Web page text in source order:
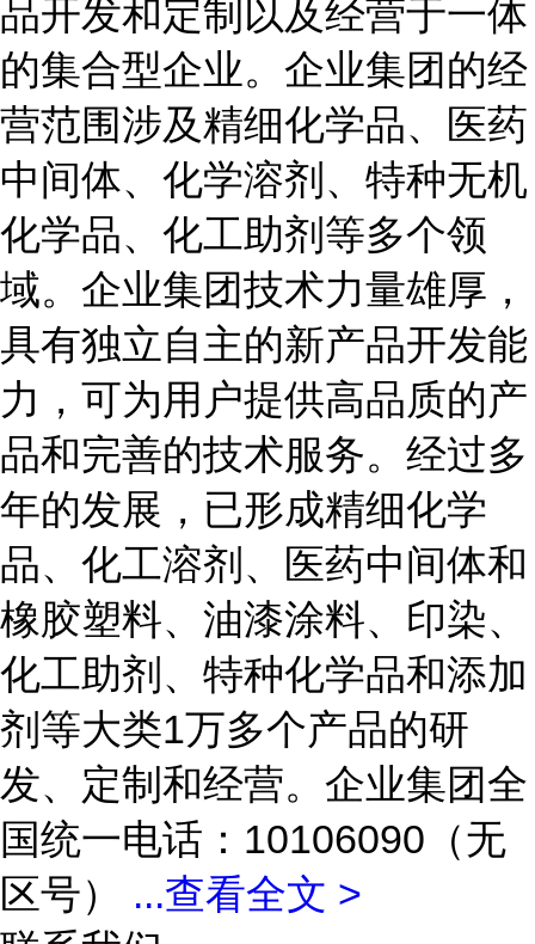
品开发和定制以及经营于一体
的集合型企业。企业集团的经
营范围涉及精细化学品、医药
中间体、化学溶剂、特种无机
化学品、化工助剂等多个领
域。企业集团技术力量雄厚，
具有独立自主的新产品开发能
力，可为用户提供高品质的产
品和完善的技术服务。经过多
年的发展，已形成精细化学
品、化工溶剂、医药中间体和
橡胶塑料、油漆涂料、印染、
化工助剂、特种化学品和添加
剂等大类1万多个产品的研
发、定制和经营。企业集团全
国统一电话：10106090（无
区号） ...查看全文 >